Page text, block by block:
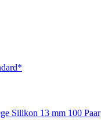
Silikon 13 mm 100 Paar